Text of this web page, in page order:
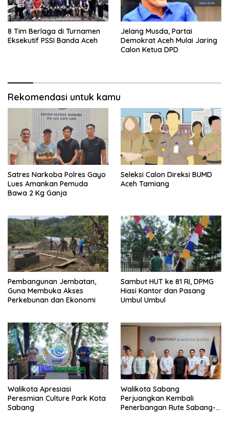
8 Tim Berlaga di Turnamen
Eksekutif PSSI Banda Aceh
Jelang Musda, Partai
Demokrat Aceh Mulai Jaring
Calon Ketua DPD
Rekomendasi untuk kamu
Satres Narkoba Polres Gayo
Lues Amankan Pemuda
Bawa 2 Kg Ganja
Seleksi Calon Direksi BUMD
Aceh Tamiang
Pembangunan Jembatan,
Guna Membuka Akses
Perkebunan dan Ekonomi
Sambut HUT ke 81 RI, DPMG
Hiasi Kantor dan Pasang
Umbul Umbul
Walikota Apresiasi
Peresmian Culture Park Kota
Sabang
Walikota Sabang
Perjuangkan Kembali
Penerbangan Rute Sabang-